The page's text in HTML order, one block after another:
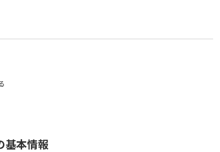
基本情報